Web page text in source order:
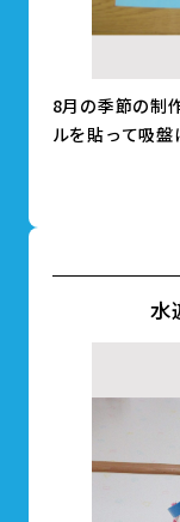
8月の季節の制
ルを貼って吸
水